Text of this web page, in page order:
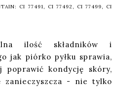
CI 77491, CI 77492, CI 77499, CI
ilość składników i
jak piórko pyłku sprawia,
poprawić kondycję skóry,
zanieczyszcza - nie tylko